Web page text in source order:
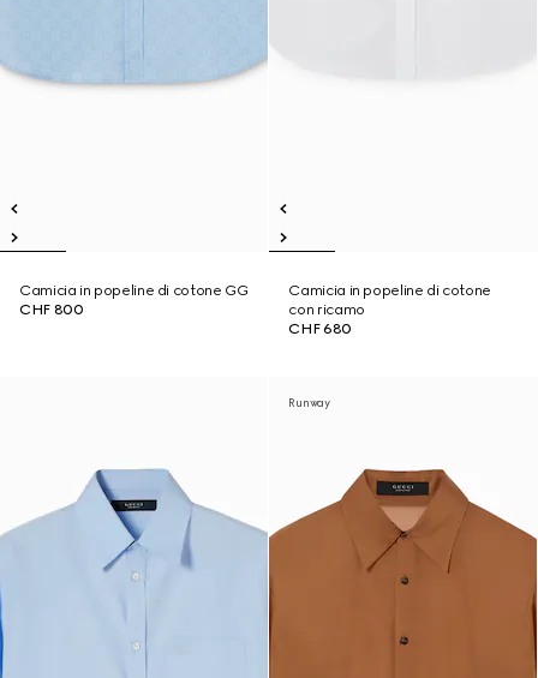
Camicia in popeline di cotone GG
CHF 800
Camicia in popeline di cotone
con ricamo
CHF 680
Runway